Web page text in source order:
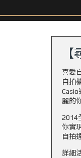
喜愛
自拍
麗的
2014
你實
自拍
詳細